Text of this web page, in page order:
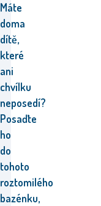
Máte
doma
dítě,
které
ani
chvílku
neposedí?
Posaďte
ho
do
tohoto
roztomilého
bazénku,